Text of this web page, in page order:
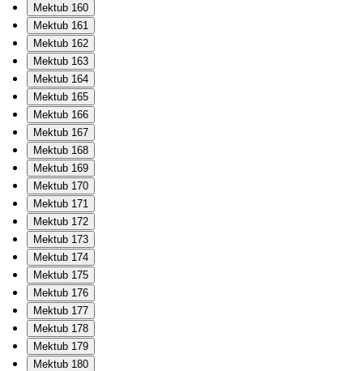
Mektub 160
Mektub 161
Mektub 162
Mektub 163
Mektub 164
Mektub 165
Mektub 166
Mektub 167
Mektub 168
Mektub 169
Mektub 170
Mektub 171
Mektub 172
Mektub 173
Mektub 174
Mektub 175
Mektub 176
Mektub 177
Mektub 178
Mektub 179
Mektub 180